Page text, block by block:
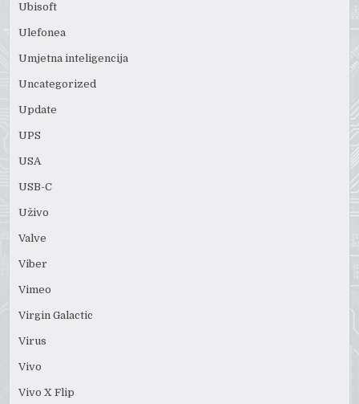
Ubisoft
Ulefonea
Umjetna inteligencija
Uncategorized
Update
UPS
USA
USB-C
Uživo
Valve
Viber
Vimeo
Virgin Galactic
Virus
Vivo
Vivo X Flip